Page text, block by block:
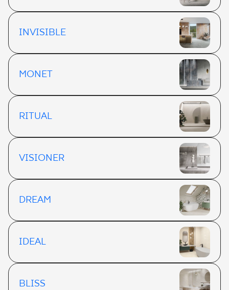
INVISIBLE
MONET
RITUAL
VISIONER
DREAM
IDEAL
BLISS